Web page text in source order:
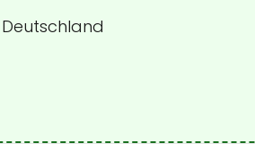
Deutschland